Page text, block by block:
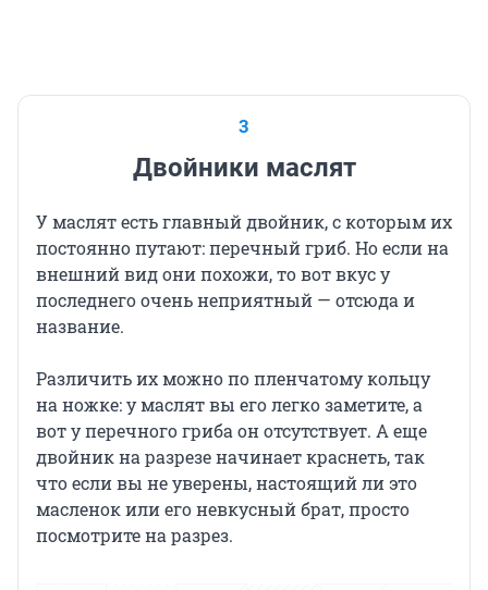
3
Двойники маслят
У маслят есть главный двойник, с которым их
постоянно путают: перечный гриб. Но если на
внешний вид они похожи, то вот вкус у
последнего очень неприятный — отсюда и
название.
Различить их можно по пленчатому кольцу
на ножке: у маслят вы его легко заметите, а
вот у перечного гриба он отсутствует. А еще
двойник на разрезе начинает краснеть, так
что если вы не уверены, настоящий ли это
масленок или его невкусный брат, просто
посмотрите на разрез.